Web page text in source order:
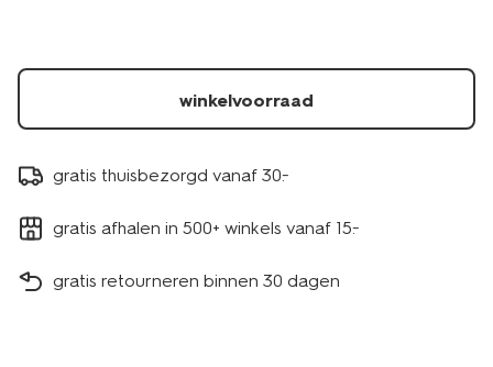
winkelvoorraad
gratis thuisbezorgd vanaf 30.-
gratis afhalen in 500+ winkels vanaf 15.-
gratis retourneren binnen 30 dagen